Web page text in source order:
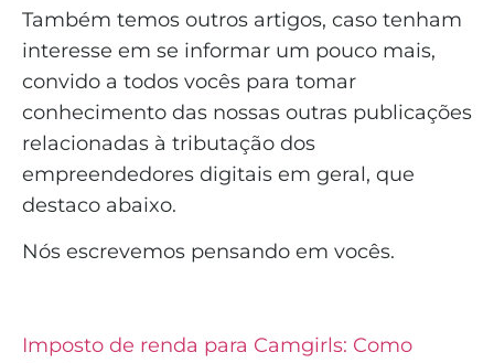
Também temos outros artigos, caso tenham
interesse em se informar um pouco mais,
convido a todos vocês para tomar
conhecimento das nossas outras publicações
relacionadas à tributação dos
empreendedores digitais em geral, que
destaco abaixo.
Nós escrevemos pensando em vocês.
Imposto de renda para Camgirls: Como